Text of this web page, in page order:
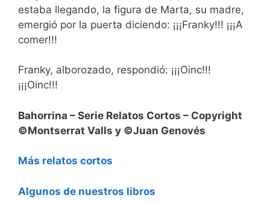
estaba llegando, la figura de Marta, su madre,
emergió por la puerta diciendo: ¡¡¡Franky!!! ¡¡¡A
comer!!!
Franky, alborozado, respondió: ¡¡¡Oinc!!!
¡¡¡Oinc!!!
Bahorrina – Serie Relatos Cortos – Copyright
©Montserrat Valls y ©Juan Genovés
Más relatos cortos
Algunos de nuestros libros